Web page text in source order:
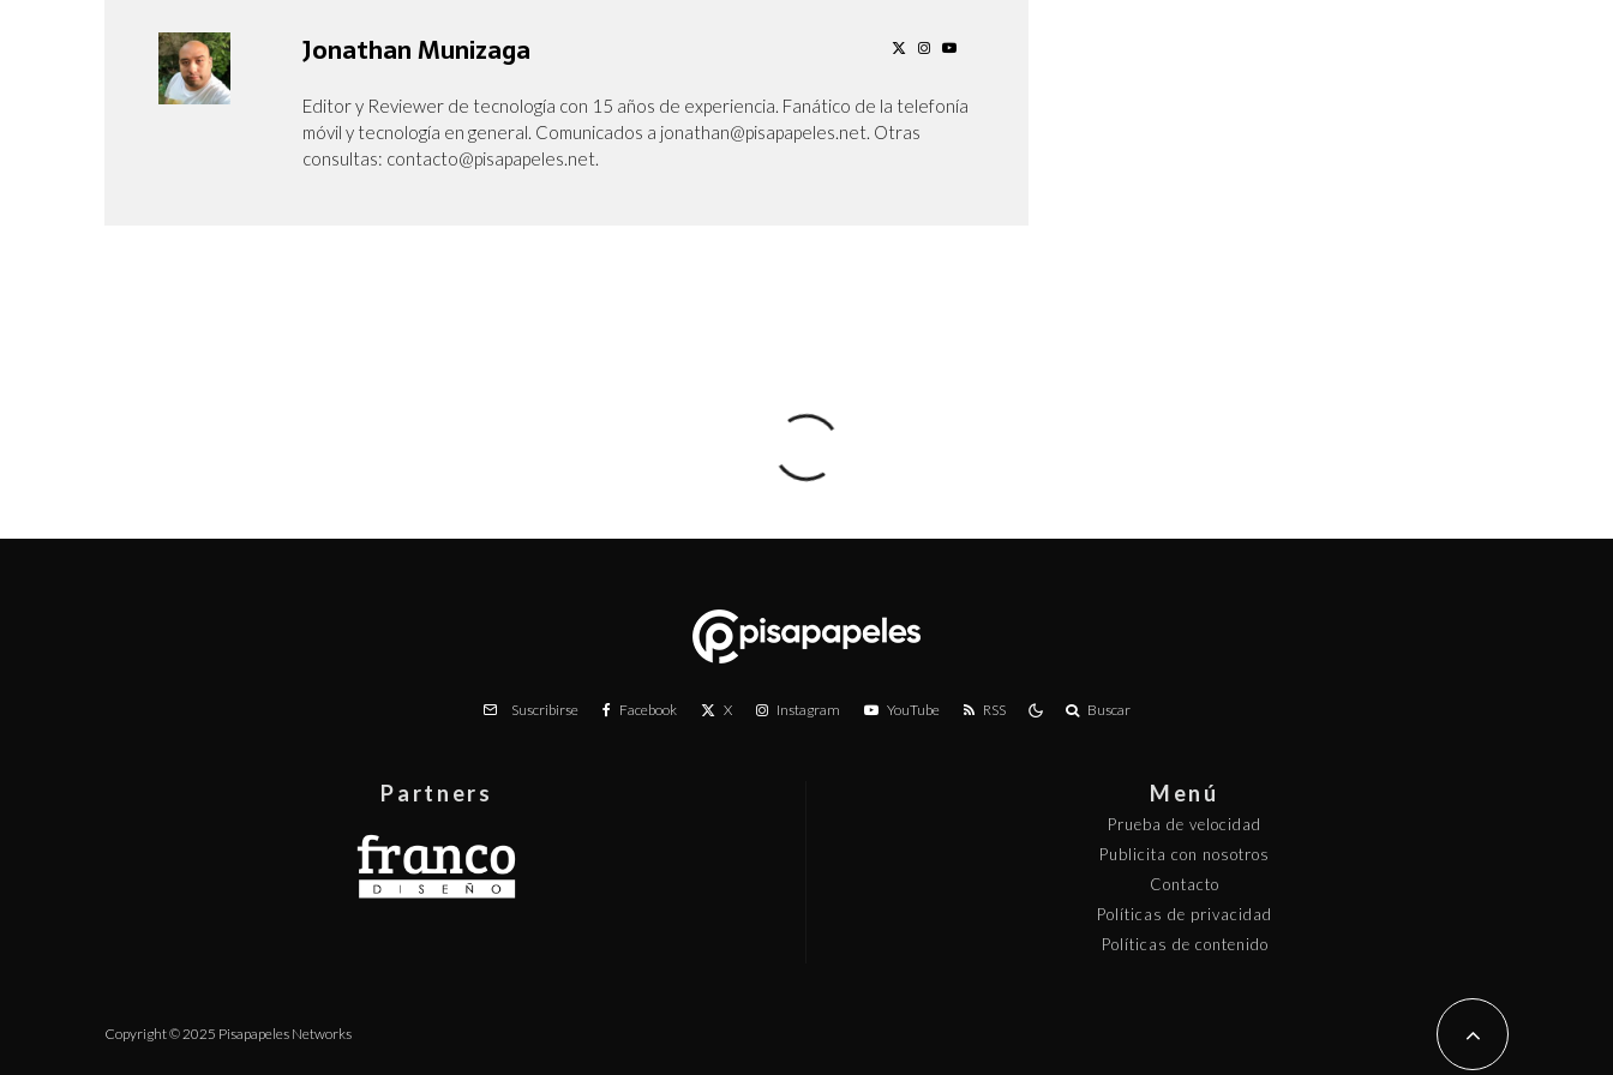
Jonathan Munizaga
Editor y Reviewer de tecnología con 15 años de experiencia. Fanático de la telefonía
móvil y tecnología en general. Comunicados a jonathan@pisapapeles.net. Otras
consultas: contacto@pisapapeles.net.
Suscribirse Facebook X Instagram YouTube RSS Buscar
Partners Menú
Prueba de velocidad
Publicita con nosotros
Contacto
Políticas de privacidad
Políticas de contenido
Copyright © 2025 Pisapapeles Networks